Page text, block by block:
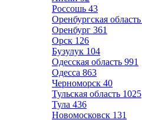
Россошь 43
Оренбургская область
Оренбург 361
Орск 126
Бузулук 104
Одесская область 991
Одесса 863
Черноморск 40
Тульская область 1025
Тула 436
Новомосковск 131